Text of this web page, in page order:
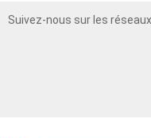
Suivez-nous sur les